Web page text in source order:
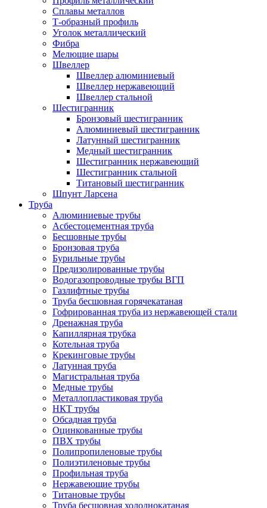
Сплавы металлов
Т-образный профиль
Уголок металлический
Фибра
Мелющие шары
Швеллер
Швеллер алюминиевый
Швеллер нержавеющий
Швеллер стальной
Шестигранник
Бронзовый шестигранник
Алюминиевый шестигранник
Латунный шестигранник
Медный шестигранник
Шестигранник нержавеющий
Шестигранник стальной
Титановый шестигранник
Шпунт Ларсена
Труба
Алюминиевые трубы
Асбестоцементная труба
Бесшовные трубы
Бронзовая труба
Бурильные трубы
Предизолированные трубы
Водогазопроводные трубы ВГП
Газлифтные трубы
Труба бесшовная горячекатаная
Гофрированная труба из нержавеющей стали
Дренажная труба
Капиллярная трубка
Котельная труба
Крекинговые трубы
Латунная труба
Магистральная труба
Медные трубы
Металлопластиковая труба
НКТ трубы
Обсадная труба
Оцинкованные трубы
ПВХ трубы
Полипропиленовые трубы
Полиэтиленовые трубы
Профильная труба
Нержавеющие трубы
Титановые трубы
Труба бесшовная холоднокатаная